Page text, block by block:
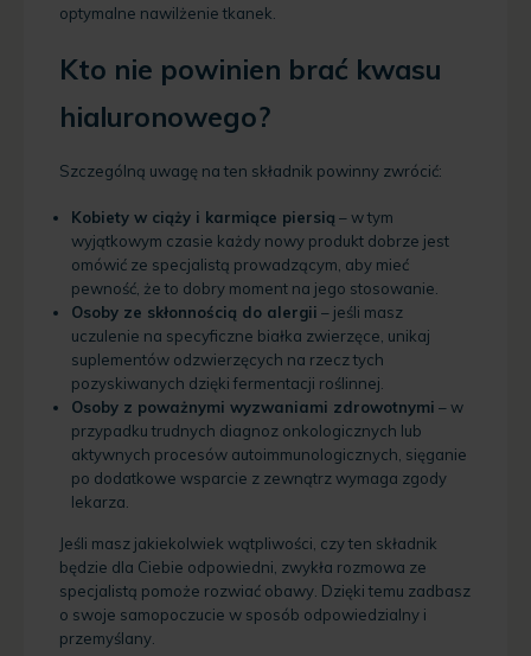
optymalne nawilżenie tkanek.
Kto nie powinien brać kwasu
hialuronowego?
Szczególną uwagę na ten składnik powinny zwrócić:
Kobiety w ciąży i karmiące piersią – w tym
wyjątkowym czasie każdy nowy produkt dobrze jest
omówić ze specjalistą prowadzącym, aby mieć
pewność, że to dobry moment na jego stosowanie.
Osoby ze skłonnością do alergii – jeśli masz
uczulenie na specyficzne białka zwierzęce, unikaj
suplementów odzwierzęcych na rzecz tych
pozyskiwanych dzięki fermentacji roślinnej.
Osoby z poważnymi wyzwaniami zdrowotnymi – w
przypadku trudnych diagnoz onkologicznych lub
aktywnych procesów autoimmunologicznych, sięganie
po dodatkowe wsparcie z zewnątrz wymaga zgody
lekarza.
Jeśli masz jakiekolwiek wątpliwości, czy ten składnik
będzie dla Ciebie odpowiedni, zwykła rozmowa ze
specjalistą pomoże rozwiać obawy. Dzięki temu zadbasz
o swoje samopoczucie w sposób odpowiedzialny i
przemyślany.